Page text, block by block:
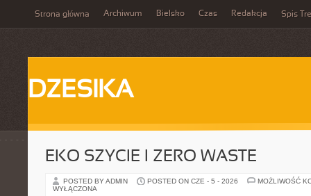
Strona główna Archiwum Bielsko Czas Redakcja Spis
DZESIKA
EKO SZYCIE I ZERO WASTE
POSTED BY ADMIN POSTED ON CZE - 5 - 2026
MOŻLIWOŚĆ
WYŁĄCZONA